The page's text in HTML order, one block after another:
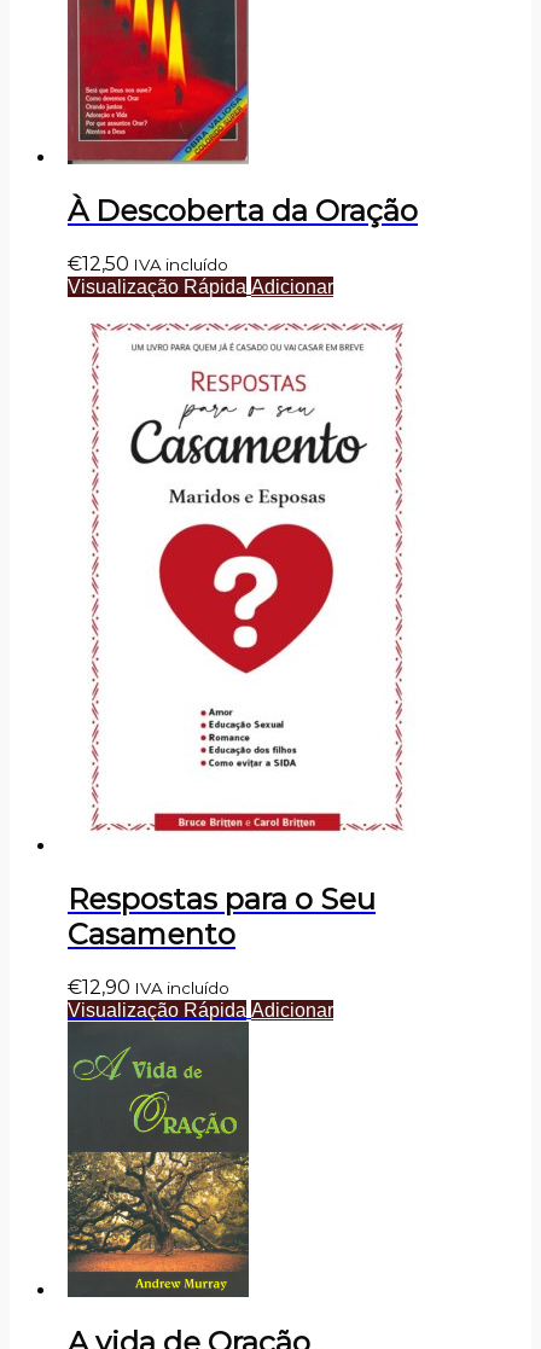
À Descoberta da Oração
€12,50 IVA incluído
Visualização Rápida Adicionar
Respostas para o Seu
Casamento
€12,90 IVA incluído
Visualização Rápida Adicionar